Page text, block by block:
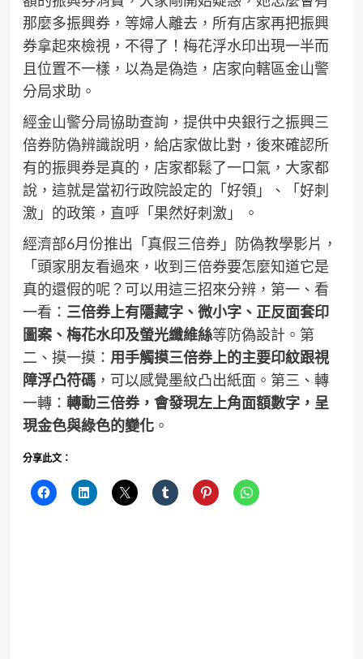
那麼多振興券，等婦人離去，所有店家再把振興
券拿起來檢視，不得了！梅花浮水印出現一半而
且位置不一樣，以為是偽造，店家向轄區金山警
分局求助。
經金山警分局協助查詢，提供中央銀行之振興三
倍券防偽辨識說明，給店家做比對，後來確認所
有的振興券是真的，店家都鬆了一口氣，大家都
說，這就是當初行政院設定的「好領」、「好刺
激」的政策，直呼「果然好刺激」 。
經濟部6月份推出「真假三倍券」防偽教學影片，
「頭家朋友看過來，收到三倍券要怎麼知道它是
真的還假的呢？可以用這三招來分辨，第一、看
一看： 三倍券上有隱藏字、微小字、正反面套印
圖案、梅花水印及螢光纖維絲等防偽設計。第
二、摸一摸： 用手觸摸三倍券上的主要印紋跟視
障浮凸符碼，可以感覺墨紋凸出紙面。第三、轉
一轉： 轉動三倍券，會發現左上角面額數字，呈
現金色與綠色的變化。
分享此文：